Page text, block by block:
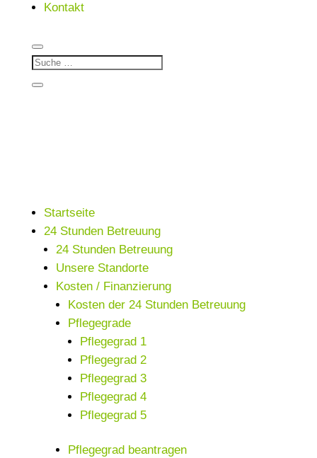
Kontakt
Startseite
24 Stunden Betreuung
24 Stunden Betreuung
Unsere Standorte
Kosten / Finanzierung
Kosten der 24 Stunden Betreuung
Pflegegrade
Pflegegrad 1
Pflegegrad 2
Pflegegrad 3
Pflegegrad 4
Pflegegrad 5
Pflegegrad beantragen